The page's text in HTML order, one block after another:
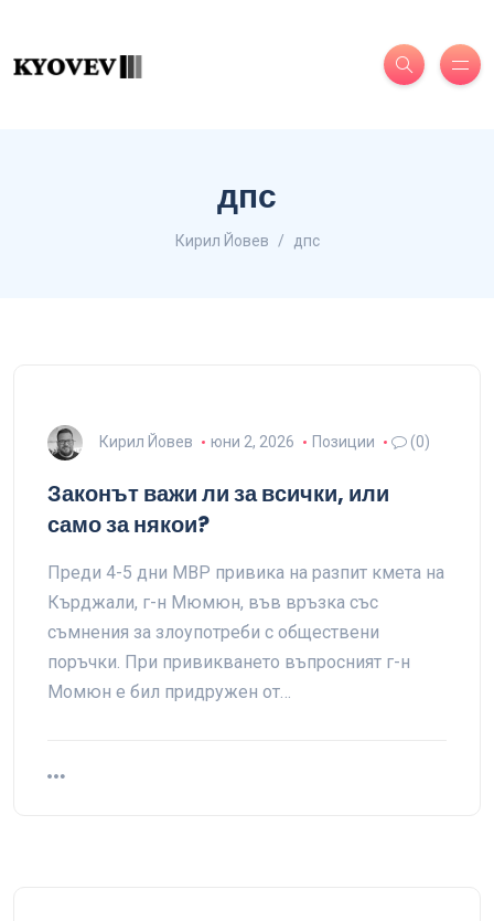
дпс
Кирил Йовев дпс
Кирил Йовев юни 2, 2026 Позиции (0)
Законът важи ли за всички, или
само за някои?
Преди 4-5 дни МВР привика на разпит кмета на
Кърджали, г-н Мюмюн, във връзка със
съмнения за злоупотреби с обществени
поръчки. При привикването въпросният г-н
Момюн е бил придружен от…